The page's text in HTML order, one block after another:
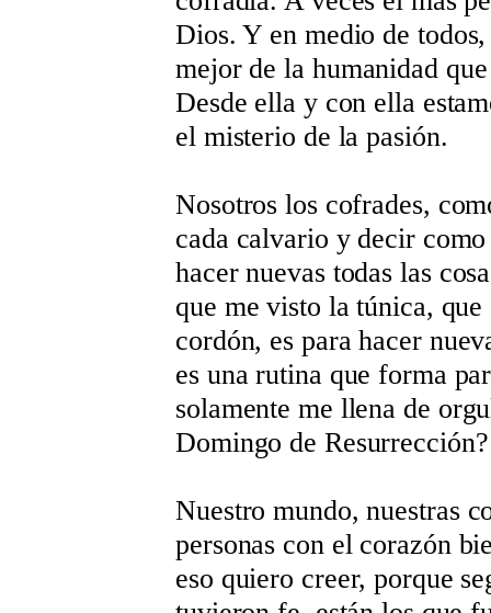
Dios. Y en medio de
mejor de la humanidad
Desde ella y con ella
el misterio de la pasión.
Nosotros los cofrades,
cada calvario y decir
hacer nuevas todas las
que me visto la túnica,
cordón, es para hacer
es una rutina que forma
solamente me llena de
Domingo de Resurrección?
Nuestro mundo, nuestras
personas con el corazón
eso quiero creer, porque